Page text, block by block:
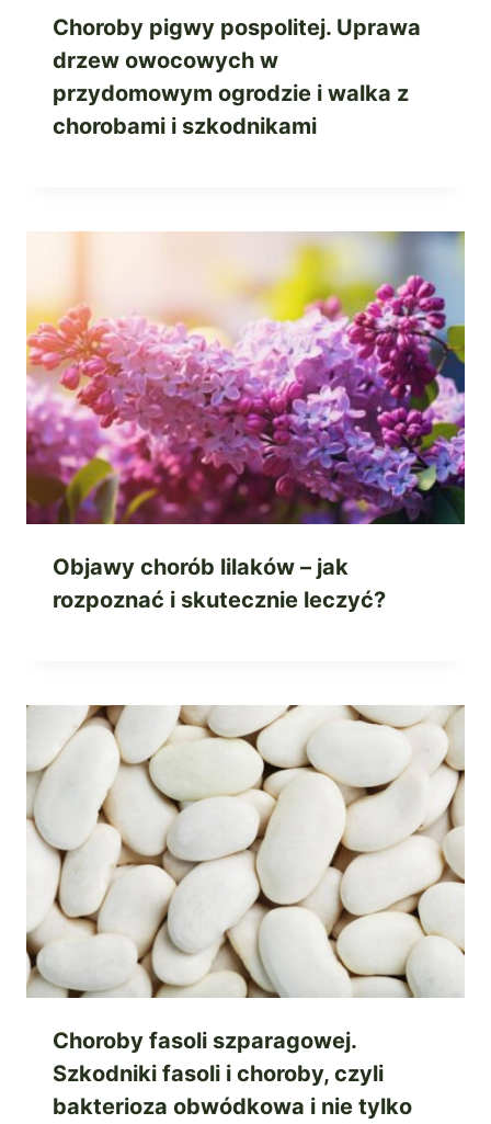
Choroby pigwy pospolitej. Uprawa
drzew owocowych w
przydomowym ogrodzie i walka z
chorobami i szkodnikami
Objawy chorób lilaków – jak
rozpoznać i skutecznie leczyć?
Choroby fasoli szparagowej.
Szkodniki fasoli i choroby, czyli
bakterioza obwódkowa i nie tylko